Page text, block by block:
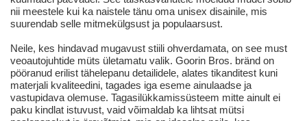
nii meestele kui ka naistele tänu oma unisex disainile, mis
suurendab selle mitmekülgsust ja populaarsust.
Neile, kes hindavad mugavust stiili ohverdamata, on see must
veoautojuhtide müts ületamatu valik. Goorin Bros. bränd on
pööranud erilist tähelepanu detailidele, alates tikanditest kuni
materjali kvaliteedini, tagades iga eseme ainulaadse ja
vastupidava olemuse. Tagasilükkamissüsteem mitte ainult ei
paku kindlat istuvust, vaid võimaldab ka lihtsat mütsi